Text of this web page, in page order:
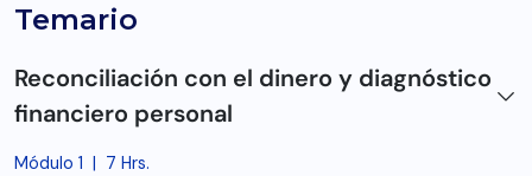
Temario
Reconciliación con el dinero y diagnóstico
financiero personal
Módulo 1 | 7 Hrs.